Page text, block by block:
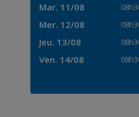
Mar. 11/08
Mer. 12/08
Jeu. 13/08
Ven. 14/08